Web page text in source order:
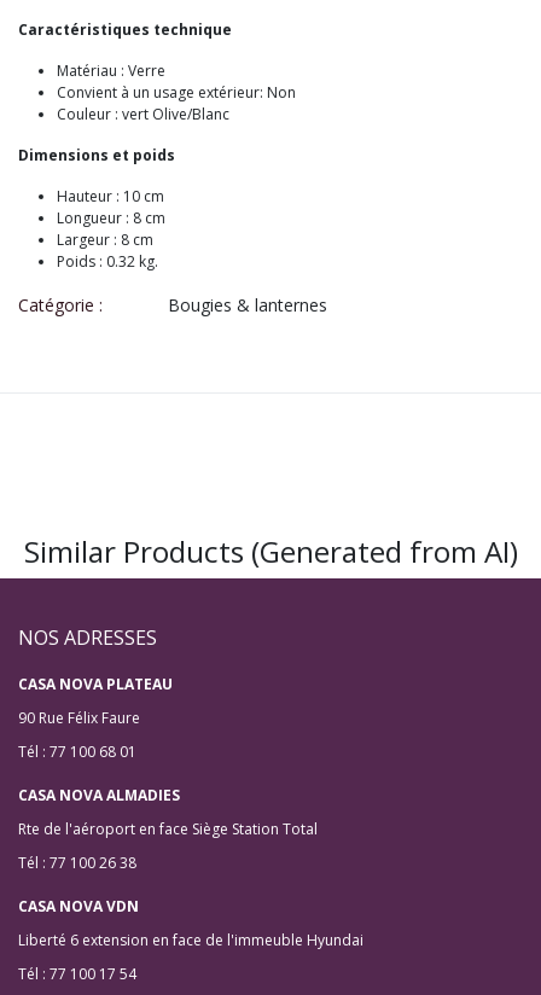
Caractéristiques technique
Matériau : Verre
Convient à un usage extérieur: Non
Couleur : vert Olive/Blanc
Dimensions et poids
Hauteur : 10 cm
Longueur : 8 cm
Largeur : 8 cm
Poids : 0.32 kg.
Catégorie : Bougies & lanternes
Similar Products (Generated from AI)
NOS ADRESSES
CASA NOVA PLATEAU
90 Rue Félix Faure
Tél : 77 100 68 01
CASA NOVA ALMADIES
Rte de l'aéroport en face Siège Station Total
Tél : 77 100 26 38
CASA NOVA VDN
Liberté 6 extension en face de l'immeuble Hyundai
Tél : 77 100 17 54